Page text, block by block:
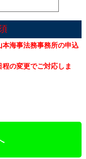
海事法務事務所の申込
の変更でご対応しま